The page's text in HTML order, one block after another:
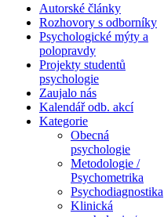
Autorské články
Rozhovory s odborníky
Psychologické mýty a
polopravdy
Projekty studentů
psychologie
Zaujalo nás
Kalendář odb. akcí
Kategorie
Obecná
psychologie
Metodologie /
Psychometrika
Psychodiagnostika
Klinická